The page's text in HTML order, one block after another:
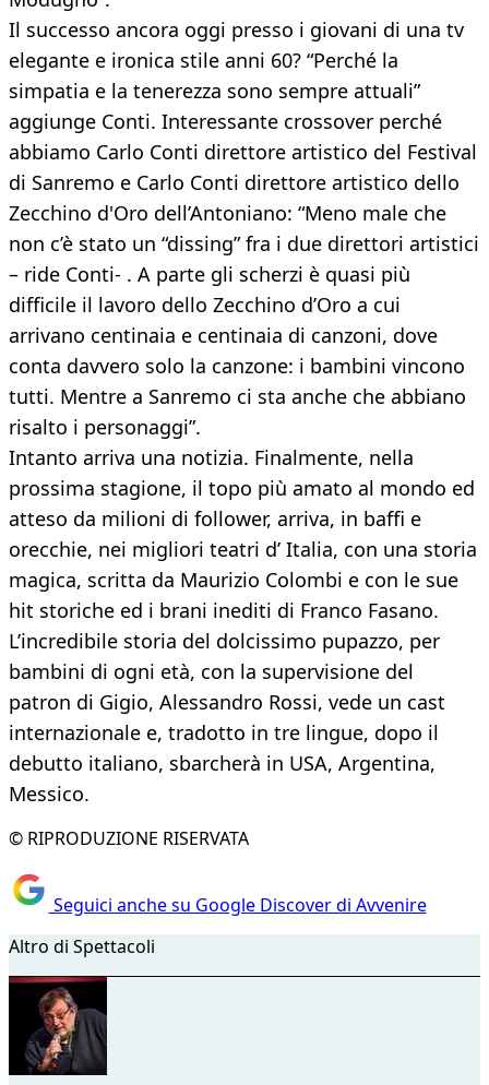
Il successo ancora oggi presso i giovani di una tv
elegante e ironica stile anni 60? “Perché la
simpatia e la tenerezza sono sempre attuali”
aggiunge Conti. Interessante crossover perché
abbiamo Carlo Conti direttore artistico del Festival
di Sanremo e Carlo Conti direttore artistico dello
Zecchino d'Oro dell’Antoniano: “Meno male che
non c’è stato un “dissing” fra i due direttori artistici
– ride Conti- . A parte gli scherzi è quasi più
difficile il lavoro dello Zecchino d’Oro a cui
arrivano centinaia e centinaia di canzoni, dove
conta davvero solo la canzone: i bambini vincono
tutti. Mentre a Sanremo ci sta anche che abbiano
risalto i personaggi”.
Intanto arriva una notizia. Finalmente, nella
prossima stagione, il topo più amato al mondo ed
atteso da milioni di follower, arriva, in baffi e
orecchie, nei migliori teatri d’ Italia, con una storia
magica, scritta da Maurizio Colombi e con le sue
hit storiche ed i brani inediti di Franco Fasano.
L’incredibile storia del dolcissimo pupazzo, per
bambini di ogni età, con la supervisione del
patron di Gigio, Alessandro Rossi, vede un cast
internazionale e, tradotto in tre lingue, dopo il
debutto italiano, sbarcherà in USA, Argentina,
Messico.
© RIPRODUZIONE RISERVATA
Seguici anche su Google Discover di Avvenire
Altro di Spettacoli